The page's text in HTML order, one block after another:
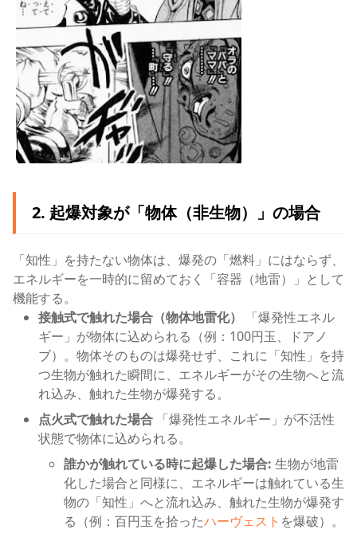
2. 起爆対象が「物体（非生物）」の場合
「知性」を持たない物体は、爆発の「燃料」にはならず、
エネルギーを一時的に留めておく「容器（地雷）」として
機能する。
接触式で触れた場合（物体地雷化）
「爆発性エネル
ギー」が物体に込められる（例：100円玉、ドアノ
ブ）。物体そのものは爆発せず、これに「知性」を持
つ生物が触れた瞬間に、エネルギーがその生物へと流
れ込み、触れた生物が爆発する。
点火式で触れた場合 「爆発性エネルギー」が不活性
状態で物体に込められる。
誰かが触れている時に起爆した場合: 生物が地雷
化した場合と同様に、エネルギーは触れている生
物の「知性」へと流れ込み、触れた生物が爆発す
る（例：百円玉を拾ったハーヴェスト を爆破）。